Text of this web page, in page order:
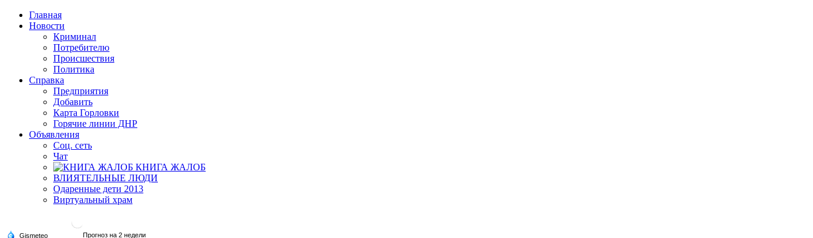
Главная
Новости
Криминал
Потребителю
Происшествия
Политика
Справка
Предприятия
Добавить
Карта Горловки
Горячие линии ДНР
Объявления
Соц. сеть
Чат
КНИГА ЖАЛОБ
ВЛИЯТЕЛЬНЫЕ ЛЮДИ
Одаренные дети 2013
Виртуальный храм